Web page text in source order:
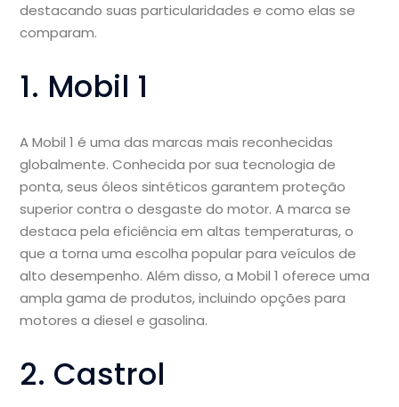
destacando suas particularidades e como elas se
comparam.
1. Mobil 1
A Mobil 1 é uma das marcas mais reconhecidas
globalmente. Conhecida por sua tecnologia de
ponta, seus óleos sintéticos garantem proteção
superior contra o desgaste do motor. A marca se
destaca pela eficiência em altas temperaturas, o
que a torna uma escolha popular para veículos de
alto desempenho. Além disso, a Mobil 1 oferece uma
ampla gama de produtos, incluindo opções para
motores a diesel e gasolina.
2. Castrol